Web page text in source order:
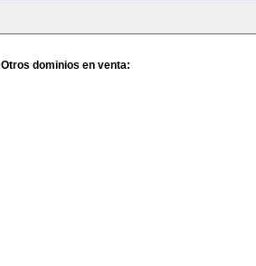
Otros dominios en venta: